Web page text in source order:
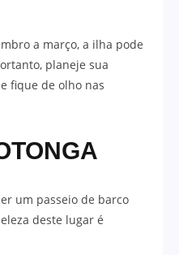
a março, a ilha pode
planeje sua
fique de olho nas
um passeio de barco
deste lugar é